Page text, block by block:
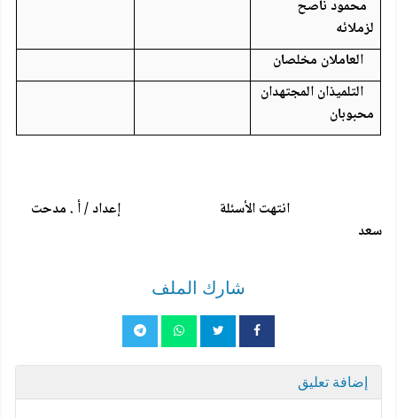
محمود ناصح
لزملائه
العاملان مخلصان
التلميذان المجتهدان
محبوبان
انتهت الأسئلة إعداد / أ . مدحت
سعد
شارك الملف
إضافة تعليق